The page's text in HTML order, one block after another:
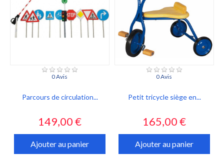
0 Avis
Parcours de circulation...
Prix
149,00 €
Ajouter au panier
0 Avis
Petit tricycle siège en...
Prix
165,00 €
Ajouter au panier